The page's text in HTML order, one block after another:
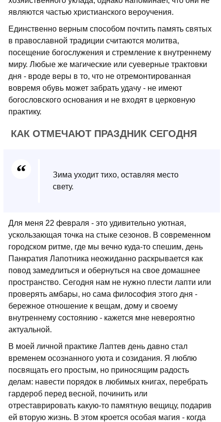
являются частью христианского вероучения.
Единственно верным способом почтить память святых
в православной традиции считаются молитва,
посещение богослужения и стремление к внутреннему
миру. Любые же магические или суеверные трактовки
дня - вроде веры в то, что не отремонтированная
вовремя обувь может забрать удачу - не имеют
богословского основания и не входят в церковную
практику.
КАК ОТМЕЧАЮТ ПРАЗДНИК СЕГОДНЯ
Зима уходит тихо, оставляя место
свету.
Для меня 22 февраля - это удивительно уютная,
ускользающая точка на стыке сезонов. В современном
городском ритме, где мы вечно куда-то спешим, день
Панкратия Лапотника неожиданно раскрывается как
повод замедлиться и обернуться на свое домашнее
пространство. Сегодня нам не нужно плести лапти или
проверять амбары, но сама философия этого дня -
бережное отношение к вещам, дому и своему
внутреннему состоянию - кажется мне невероятно
актуальной.
В моей личной практике Лаптев день давно стал
временем осознанного уюта и созидания. Я люблю
посвящать его простым, но приносящим радость
делам: навести порядок в любимых книгах, перебрать
гардероб перед весной, починить или
отреставрировать какую-то памятную вещицу, подарив
ей вторую жизнь. В этом кроется особая магия - когда